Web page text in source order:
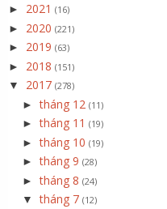
► 2021 (16)
► 2020 (221)
► 2019 (63)
► 2018 (151)
▼ 2017 (278)
►tháng 12 (11)
►tháng 11 (19)
►tháng 10 (19)
►tháng 9 (28)
►tháng 8 (24)
▼tháng 7 (12)